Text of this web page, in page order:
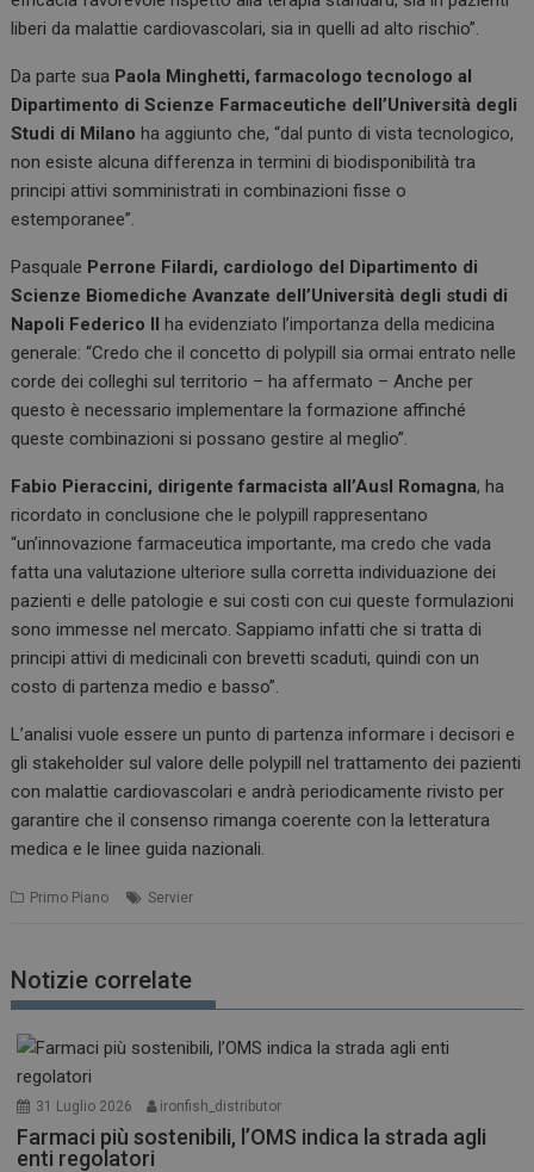
liberi da malattie cardiovascolari, sia in quelli ad alto rischio”.
Da parte sua Paola Minghetti, farmacologo tecnologo al
Dipartimento di Scienze Farmaceutiche dell’Università degli
Studi di Milano ha aggiunto che, “dal punto di vista tecnologico,
non esiste alcuna differenza in termini di biodisponibilità tra
principi attivi somministrati in combinazioni fisse o
estemporanee”.
Pasquale Perrone Filardi, cardiologo del Dipartimento di
Scienze Biomediche Avanzate dell’Università degli studi di
Napoli Federico II ha evidenziato l’importanza della medicina
generale: “Credo che il concetto di polypill sia ormai entrato nelle
corde dei colleghi sul territorio – ha affermato – Anche per
questo è necessario implementare la formazione affinché
queste combinazioni si possano gestire al meglio”.
Fabio Pieraccini, dirigente farmacista all’Ausl Romagna, ha
ricordato in conclusione che le polypill rappresentano
“un’innovazione farmaceutica importante, ma credo che vada
fatta una valutazione ulteriore sulla corretta individuazione dei
pazienti e delle patologie e sui costi con cui queste formulazioni
sono immesse nel mercato. Sappiamo infatti che si tratta di
principi attivi di medicinali con brevetti scaduti, quindi con un
costo di partenza medio e basso”.
L’analisi vuole essere un punto di partenza informare i decisori e
gli stakeholder sul valore delle polypill nel trattamento dei pazienti
con malattie cardiovascolari e andrà periodicamente rivisto per
garantire che il consenso rimanga coerente con la letteratura
medica e le linee guida nazionali.
Primo Piano Servier
Notizie correlate
31 Luglio 2026 ironfish_distributor
Farmaci più sostenibili, l’OMS indica la strada agli
enti regolatori